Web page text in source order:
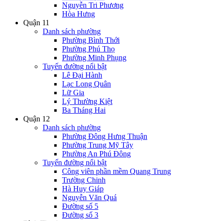
Nguyễn Tri Phương
Hòa Hưng
Quận 11
Danh sách phường
Phường Bình Thới
Phường Phú Thọ
Phường Minh Phụng
Tuyến đường nổi bật
Lê Đại Hành
Lạc Long Quân
Lữ Gia
Lý Thường Kiệt
Ba Tháng Hai
Quận 12
Danh sách phường
Phường Đông Hưng Thuận
Phường Trung Mỹ Tây
Phường An Phú Đông
Tuyến đường nổi bật
Công viên phần mềm Quang Trung
Trường Chinh
Hà Huy Giáp
Nguyễn Văn Quá
Đường số 5
Đường số 3